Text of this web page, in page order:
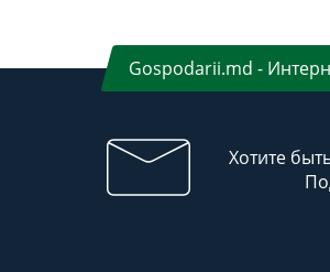
Gospodarii.md -
Хотите